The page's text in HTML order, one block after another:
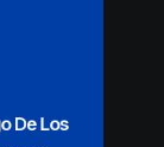
De Los